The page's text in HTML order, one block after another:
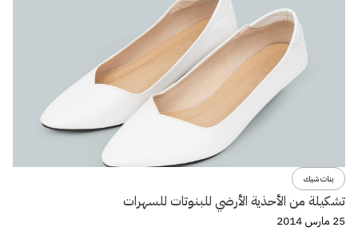
بنات شيك
تشكيلة من الأحذية الأرضي للبنوتات للسهرات
25 مارس 2014